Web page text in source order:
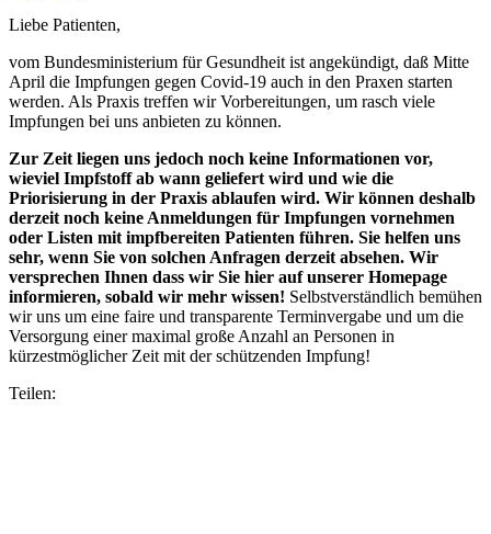
Liebe Patienten,
vom Bundesministerium für Gesundheit ist angekündigt, daß Mitte
April die Impfungen gegen Covid-19 auch in den Praxen starten
werden. Als Praxis treffen wir Vorbereitungen, um rasch viele
Impfungen bei uns anbieten zu können.
Zur Zeit liegen uns jedoch noch keine Informationen vor,
wieviel Impfstoff ab wann geliefert wird und wie die
Priorisierung in der Praxis ablaufen wird. Wir können deshalb
derzeit noch keine Anmeldungen für Impfungen vornehmen
oder Listen mit impfbereiten Patienten führen. Sie helfen uns
sehr, wenn Sie von solchen Anfragen derzeit absehen. Wir
versprechen Ihnen dass wir Sie hier auf unserer Homepage
informieren, sobald wir mehr wissen! Selbstverständlich bemühen
wir uns um eine faire und transparente Terminvergabe und um die
Versorgung einer maximal große Anzahl an Personen in
kürzestmöglicher Zeit mit der schützenden Impfung!
Teilen: